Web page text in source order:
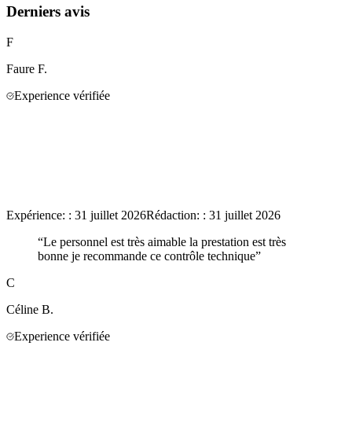
Derniers avis
F
Faure F.
Experience vérifiée
Expérience: : 31 juillet 2026Rédaction: : 31 juillet 2026
“Le personnel est très aimable la prestation est très
bonne je recommande ce contrôle technique”
C
Céline B.
Experience vérifiée